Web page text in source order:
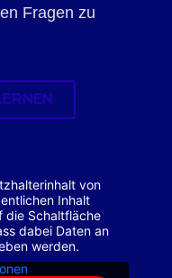
Fragen zu
von
Inhalt
die Schaltfläche
dabei Daten an
werden.